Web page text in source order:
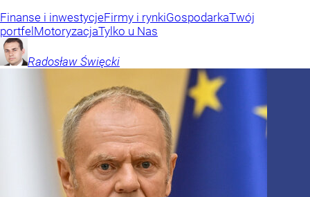
Finanse i inwestycjeFirmy i rynkiGospodarkaTwój
portfel MotoryzacjaTylko u Nas
Radosław Święcki